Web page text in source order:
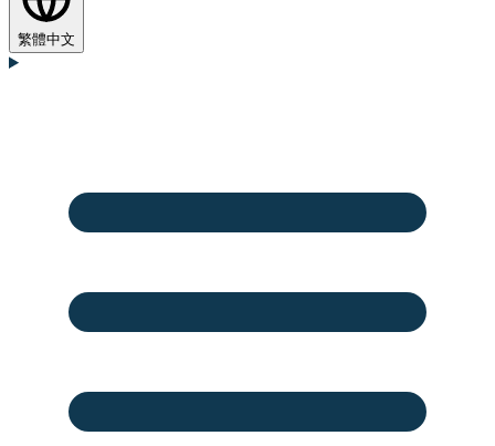
繁體中文